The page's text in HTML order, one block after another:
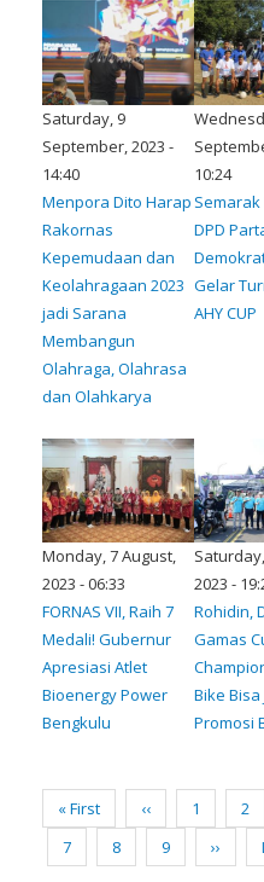
Saturday, 9
September, 2023 -
14:40
Menpora Dito Harap
Rakornas
Kepemudaan dan
Keolahragaan 2023
jadi Sarana
Membangun
Olahraga, Olahrasa
dan Olahkarya
10:24
Semarak
DPD
Gelar
AHY CUP
Monday, 7 August,
2023 - 06:33
FORNAS VII, Raih 7
Medali! Gubernur
Apresiasi Atlet
Bioenergy Power
Bengkulu
2023 -
Rohidin,
Gamas
Bike Bisa
Promosi
Pagination
First
page
« First
Previous
page
‹‹ Page
1 2
Page
7 Page
8 Page
9
Next
page
››